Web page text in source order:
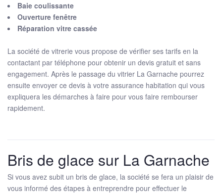
Baie coulissante
Ouverture fenêtre
Réparation vitre cassée
La société de vitrerie vous propose de vérifier ses tarifs en la
contactant par téléphone pour obtenir un devis gratuit et sans
engagement. Après le passage du vitrier La Garnache pourrez
ensuite envoyer ce devis à votre assurance habitation qui vous
expliquera les démarches à faire pour vous faire rembourser
rapidement.
Bris de glace sur La Garnache
Si vous avez subit un bris de glace, la société se fera un plaisir de
vous informé des étapes à entreprendre pour effectuer le